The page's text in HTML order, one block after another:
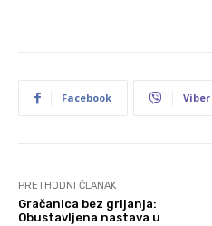
Facebook Viber
PRETHODNI ČLANAK
Gračanica bez grijanja:
Obustavljena nastava u